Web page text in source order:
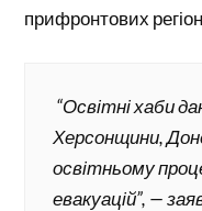
прифронтових
“Освітні хаби
Херсонщини,
освітньому
евакуацій”, —